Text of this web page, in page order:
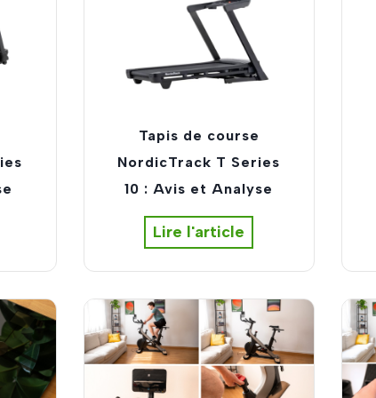
l
l
i
p
q
u
e
M
y
o
o
K
r
Tapis de course
NordicTrack T Series
10 : Avis et Analyse
Lire l'article
a
p
i
s
d
e
c